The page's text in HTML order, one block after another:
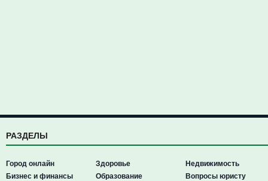
РАЗДЕЛЫ
Город онлайн
Бизнес и финансы
Здоровье
Образование
Недвижимость
Вопросы юристу